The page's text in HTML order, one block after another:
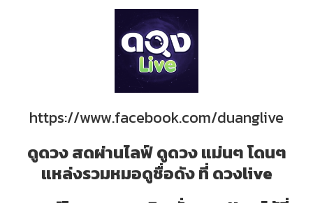
https://www.facebook.com/duanglive
ดูดวง สดผ่านไลฟ์ ดูดวง แม่นๆ โดนๆ
แหล่งรวมหมอดูชื่อดัง ที่ ดวงlive